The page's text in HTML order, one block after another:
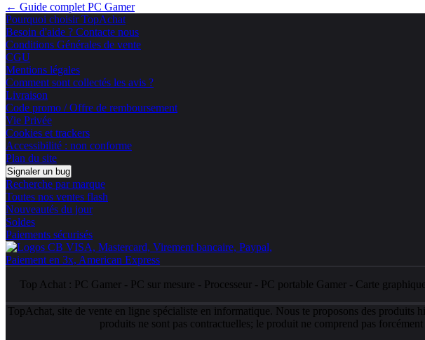
← Guide complet PC Gamer
Pourquoi choisir TopAchat
Besoin d'aide ? Contacte nous
Conditions Générales de vente
CGU
Mentions légales
Comment sont collectés les avis ?
Livraison
Code promo / Offre de remboursement
Vie Privée
Cookies et trackers
Accessibilité : non conforme
Plan du site
Signaler un bug
Recherche par marque
Toutes nos ventes flash
Nouveautés du jour
Soldes
Paiements sécurisés
Top Achat : PC Gamer - PC sur mesure - Processeur - PC portable Gamer - Carte graphique
TopAchat, site de vente en ligne spécialiste en informatique. Nous te proposons des produits
produits ne sont pas contractuelles; le produit ne comprend pas